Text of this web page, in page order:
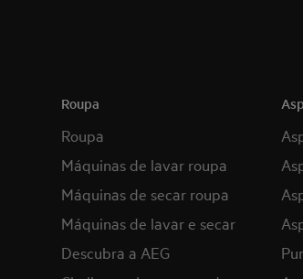
Roupa
Roupa
Máquinas de lavar roupa
Máquinas de secar roupa
Máquinas de lavar e secar
Descubra a AEG